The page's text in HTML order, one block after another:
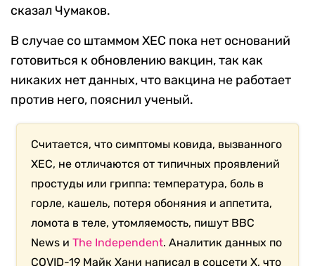
сказал Чумаков.
В случае со штаммом XEC пока нет оснований
готовиться к обновлению вакцин, так как
никаких нет данных, что вакцина не работает
против него, пояснил ученый.
Считается, что симптомы ковида, вызванного
XEC, не отличаются от типичных проявлений
простуды или гриппа: температура, боль в
горле, кашель, потеря обоняния и аппетита,
ломота в теле, утомляемость, пишут BBC
News иThe Independent. Аналитик данных по
COVID-19 Майк Хани написал в соцсети X, что